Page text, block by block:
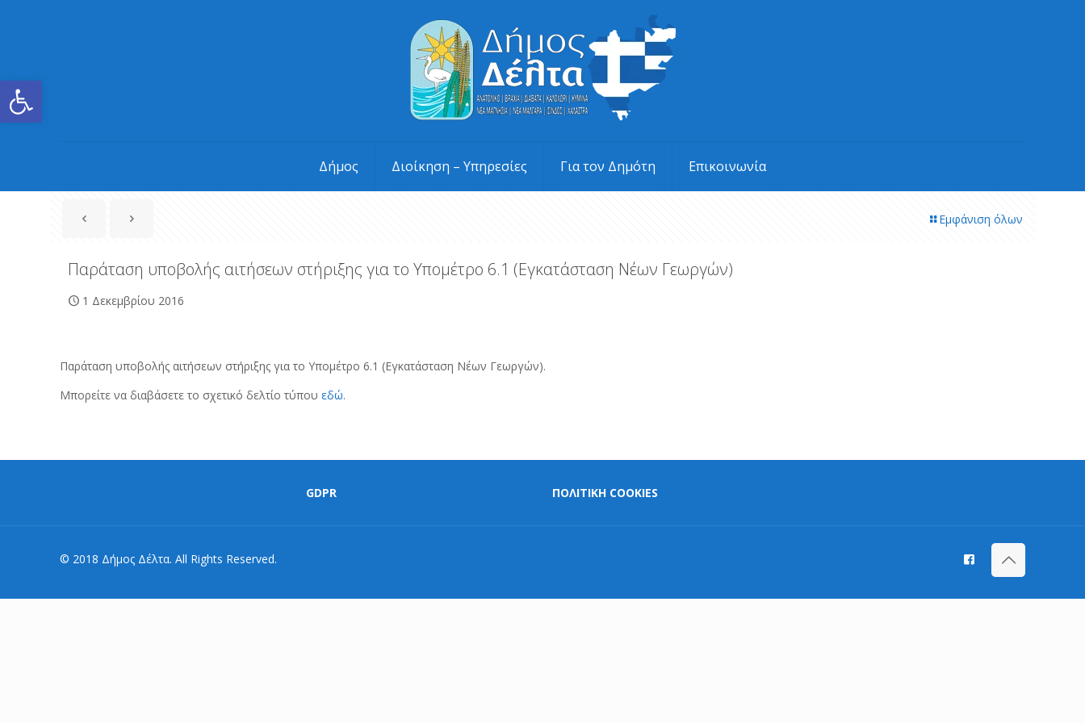
Ανοίξτε τη γραμμή εργαλείων
Δήμος Διοίκηση – Υπηρεσίες Για τον Δημότη Επικοινωνία
Εμφάνιση όλων
Παράταση υποβολής αιτήσεων στήριξης για το Υπομέτρο 6.1 (Εγκατάσταση Νέων Γεωργών)
1 Δεκεμβρίου 2016
Παράταση υποβολής αιτήσεων στήριξης για το Υπομέτρο 6.1 (Εγκατάσταση Νέων Γεωργών).
Μπορείτε να διαβάσετε το σχετικό δελτίο τύπουεδώ.
GDPR ΠΟΛΙΤΙΚΗ COOKIES
© 2018 Δήμος Δέλτα. All Rights Reserved.